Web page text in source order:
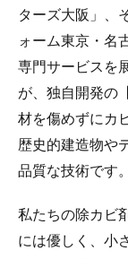
ターズ大阪」、
ォーム東京・名
専門サービスを
が、独自開発の
材を傷めずにカ
歴史的建造物や
品質な技術です。
私たちの除カビ
には優しく、小